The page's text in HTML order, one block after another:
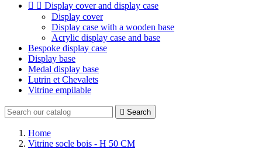
  Display cover and display case
Display cover
Display case with a wooden base
Acrylic display case and base
Bespoke display case
Display base
Medal display base
Lutrin et Chevalets
Vitrine empilable
 Search
Home
Vitrine socle bois - H 50 CM